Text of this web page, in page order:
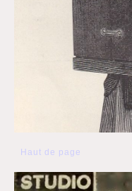
Haut de page